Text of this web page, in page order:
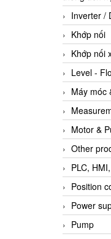
Inverter /
Khớp nối
Khớp nối
Level -
Máy móc
Motor &
Other
PLC,
Position
Power
Pump